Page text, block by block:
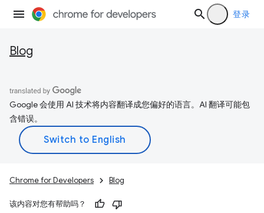
登录
Blog
Google 会使用 AI 技术将内容翻译成您偏好的语言。AI 翻译可能包
含错误。
Chrome for Developers Blog
该内容对您有帮助吗？